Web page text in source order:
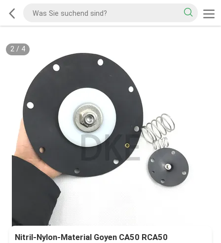
2/ 4
Nitril-Nylon-Material Goyen CA50 RCA50